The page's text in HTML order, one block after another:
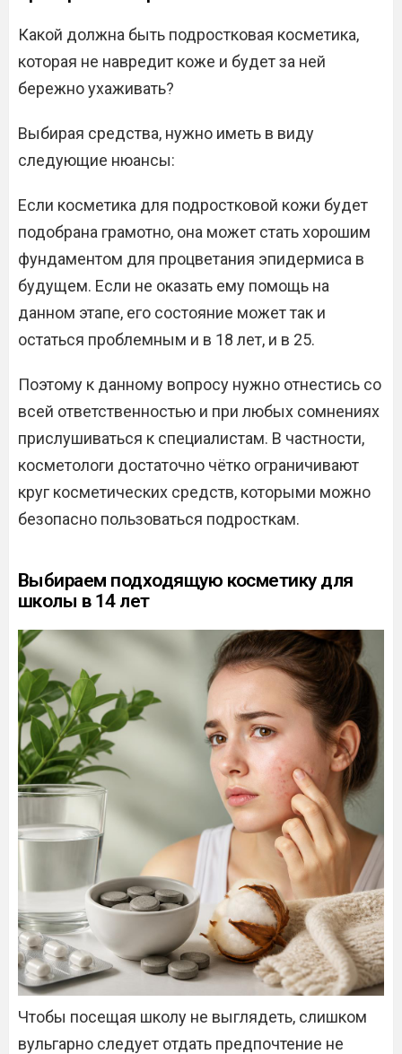
Какой должна быть подростковая косметика,
которая не навредит коже и будет за ней
бережно ухаживать?
Выбирая средства, нужно иметь в виду
следующие нюансы:
Если косметика для подростковой кожи будет
подобрана грамотно, она может стать хорошим
фундаментом для процветания эпидермиса в
будущем. Если не оказать ему помощь на
данном этапе, его состояние может так и
остаться проблемным и в 18 лет, и в 25.
Поэтому к данному вопросу нужно отнестись со
всей ответственностью и при любых сомнениях
прислушиваться к специалистам. В частности,
косметологи достаточно чётко ограничивают
круг косметических средств, которыми можно
безопасно пользоваться подросткам.
Выбираем подходящую косметику для
школы в 14 лет
Чтобы посещая школу не выглядеть, слишком
вульгарно следует отдать предпочтение не